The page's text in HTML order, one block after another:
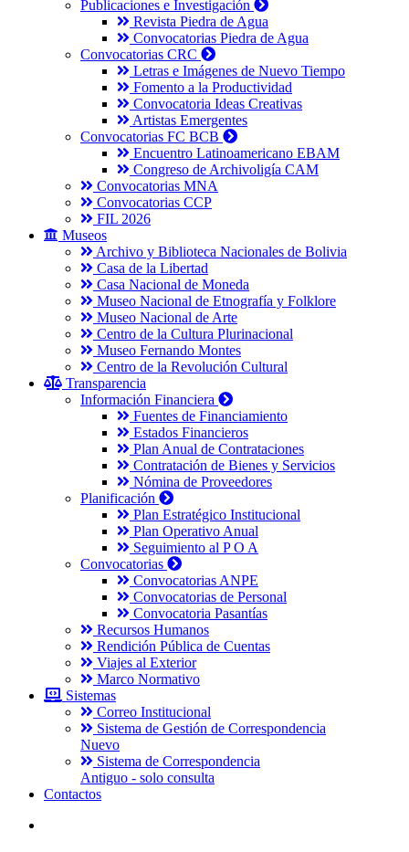
Publicaciones e Investigación
Revista Piedra de Agua
Convocatorias Piedra de Agua
Convocatorias CRC
Letras e Imágenes de Nuevo Tiempo
Fomento a la Productividad
Convocatoria Ideas Creativas
Artistas Emergentes
Convocatorias FC BCB
Encuentro Latinoamericano EBAM
Congreso de Archivoligía CAM
Convocatorias MNA
Convocatorias CCP
FIL 2026
Museos
Archivo y Biblioteca Nacionales de Bolivia
Casa de la Libertad
Casa Nacional de Moneda
Museo Nacional de Etnografía y Folklore
Museo Nacional de Arte
Centro de la Cultura Plurinacional
Museo Fernando Montes
Centro de la Revolución Cultural
Transparencia
Información Financiera
Fuentes de Financiamiento
Estados Financieros
Plan Anual de Contrataciones
Contratación de Bienes y Servicios
Nómina de Proveedores
Planificación
Plan Estratégico Institucional
Plan Operativo Anual
Seguimiento al P O A
Convocatorias
Convocatorias ANPE
Convocatorias de Personal
Convocatoria Pasantías
Recursos Humanos
Rendición Pública de Cuentas
Viajes al Exterior
Marco Normativo
Sistemas
Correo Institucional
Sistema de Gestión de Correspondencia
Nuevo
Sistema de Correspondencia
Antiguo - solo consulta
Contactos